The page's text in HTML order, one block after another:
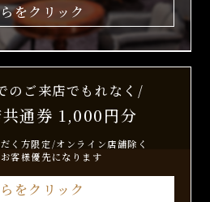
をクリック
のご来店でもれなく/
通券 1,000円分
く方限定/オンライン店舗除く
客様優先になります
をクリック